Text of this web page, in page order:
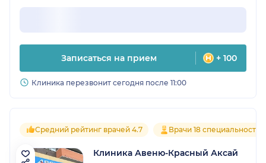
Записаться на прием + 100
Клиника перезвонит сегодня после 11:00
Средний рейтинг врачей 4.7 Врачи 18 специальностей
Клиника Авеню-Красный Аксай